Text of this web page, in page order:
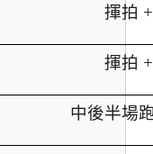
揮拍
揮拍
中後半場